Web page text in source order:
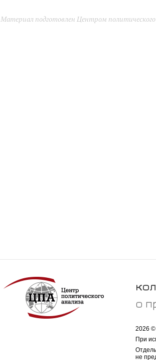
Материал подготовлен Центром
о
2026 ©
При
не